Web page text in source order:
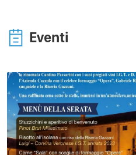
Eventi